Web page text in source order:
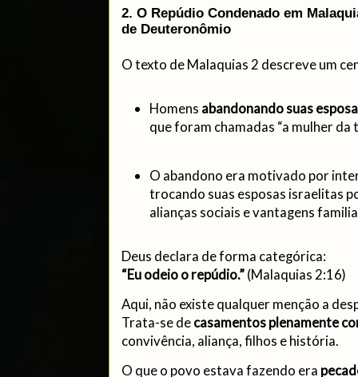
2. O Repúdio Condenado em
de Deuteronômio
O texto de Malaquias 2 descreve um
Homens abandonando suas
que foram chamadas “a mulher da
O abandono era motivado por
trocando suas esposas israelitas
alianças sociais e vantagens
Deus declara de forma categórica:
“Eu odeio o repúdio.”(Malaquias 2:16)
Aqui, não existe qualquer menção a
Trata-se decasamentos plenamente
convivência, aliança, filhos e história.
O que o povo estava fazendo era